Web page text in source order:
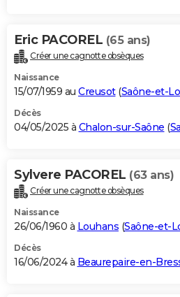
Eric PACOREL (65 ans)
Créer une cagnotte obsèques
Naissance
15/07/1959 au Creusot(Saône-et-
Décès
04/05/2025 à Chalon-sur-Saône (
Sylvere PACOREL (63 ans)
Créer une cagnotte obsèques
Naissance
26/06/1960 à Louhans (Saône-et-
Décès
16/06/2024 à Beaurepaire-en-